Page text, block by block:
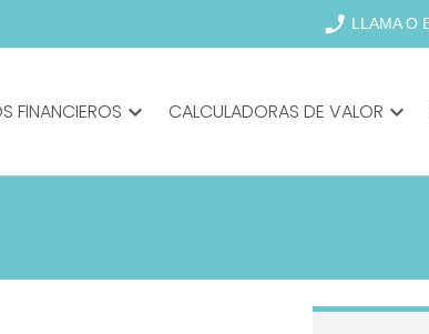
phone_enabled LLAMA O
FINANCIEROS expand_more CALCULADORAS DE VALOR expand_more